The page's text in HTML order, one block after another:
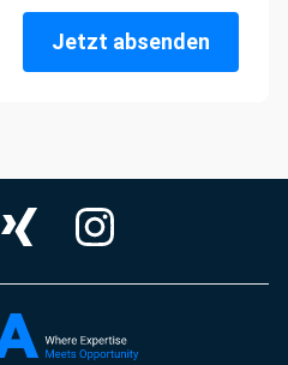
Jetzt absenden